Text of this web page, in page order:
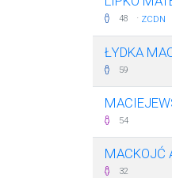
48 · ZCDN
ŁYDKA
59
54
MACKOJĆ
32